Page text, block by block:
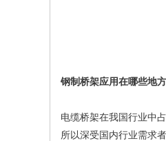
钢制桥架应用在哪些地
电缆桥架在我国行业中
所以深受国内行业需求